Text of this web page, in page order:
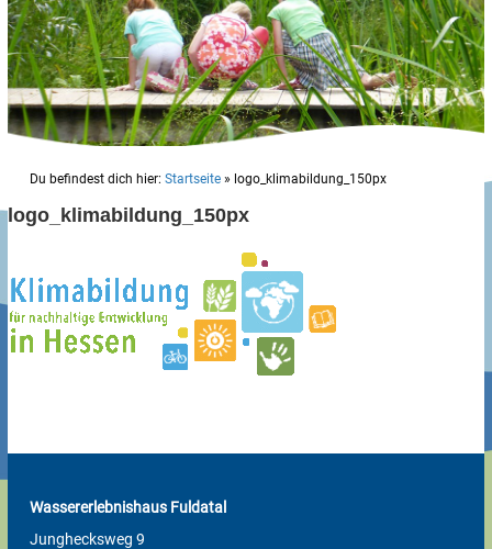
Du befindest dich hier: Startseite » logo_klimabildung_150px
logo_klimabildung_150px
Wassererlebnishaus Fuldatal
Junghecksweg 9